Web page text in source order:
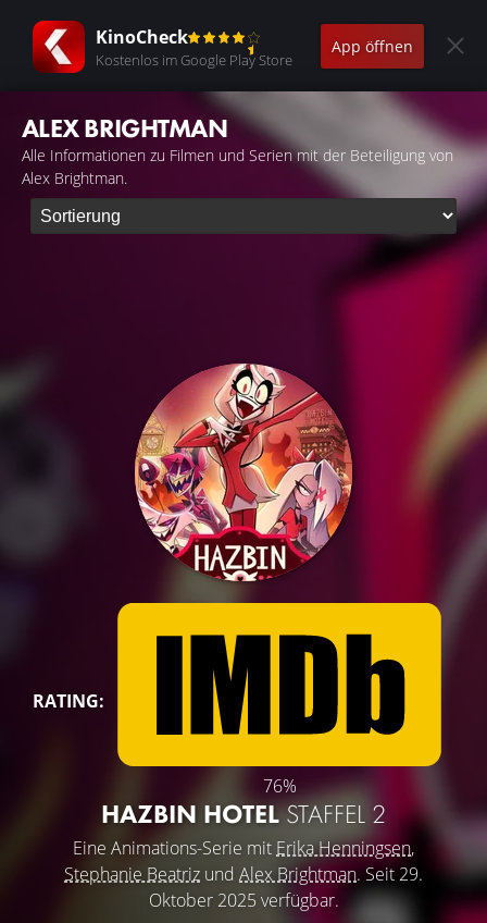
KinoCheck
Kostenlos im Google Play Store
App öffnen
ALEX BRIGHTMAN
Alle Informationen zu Filmen und Serien mit der Beteiligung von
Alex Brightman.
RATING:
76%
HAZBIN HOTELSTAFFEL 2
Eine Animations-Serie mit Erika Henningsen,
Stephanie Beatriz und Alex Brightman. Seit 29.
Oktober 2025 verfügbar.